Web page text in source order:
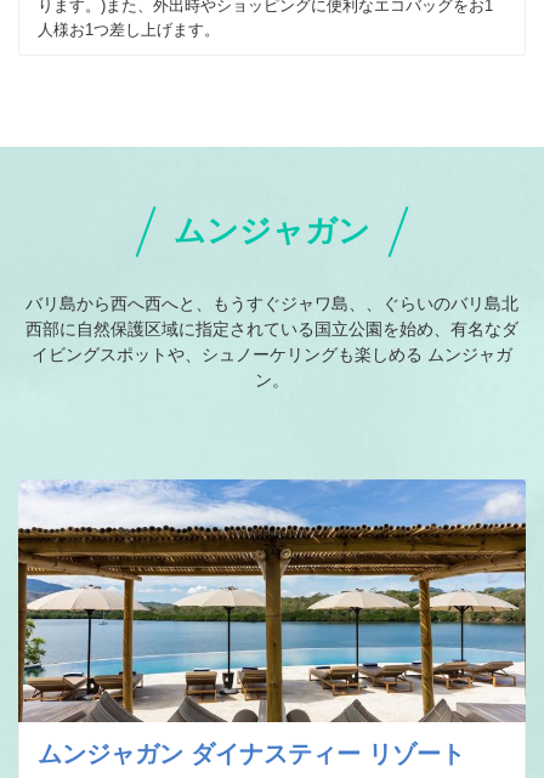
ります。)また、外出時やショッピングに便利なエコバッグをお1
人様お1つ差し上げます。
ムンジャガン
バリ島から西へ西へと、もうすぐジャワ島、、ぐらいのバリ島北
西部に自然保護区域に指定されている国立公園を始め、有名なダ
イビングスポットや、シュノーケリングも楽しめる ムンジャガ
ン。
ムンジャガン ダイナスティー リゾート